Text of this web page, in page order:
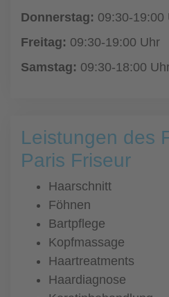
Donnerstag: 09:30-19:00
Freitag: 09:30-19:00 Uhr
Samstag: 09:30-18:00
Leistungen des
Paris Friseur
Haarschnitt
Föhnen
Bartpflege
Kopfmassage
Haartreatments
Haardiagnose